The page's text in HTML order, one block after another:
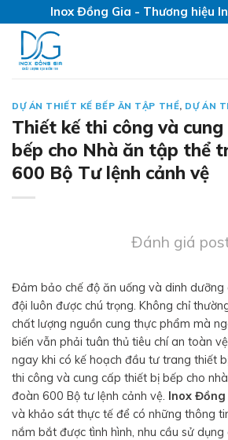
to
content
Inox Đồng Gia - Thương hiệu
DỰ ÁN THIẾT KẾ BẾP ĂN TẬP THỂ, DỰ ÁN
Thiết kế thi công và
bếp cho Nhà ăn tập thể
600 Bộ Tư lệnh cảnh vệ
Đánh giá
Đảm bảo chế độ ăn uống và dinh dưỡng
đội luôn được chú trọng. Không chỉ
chất lượng nguồn cung thực phẩm mà
biến vẫn phải tuân thủ tiêu chí an toàn vệ
ngay khi có kế hoạch đầu tư trang thiết
thi công và cung cấp thiết bị bếp cho
đoàn 600 Bộ tư lệnh cảnh vệ. Inox Đồng
và khảo sát thực tế để có những thông
nắm bắt được tình hình, nhu cầu sử dụng